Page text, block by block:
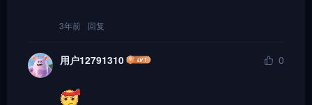
3年前 回复
用户12791310 0